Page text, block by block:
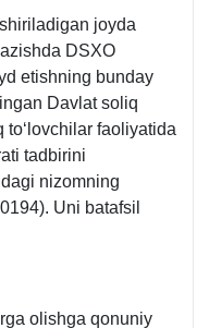
joyda
DSXO
etishning bunday
Davlat soliq
faoliyatida
tadbirini
nizomning
Uni batafsil
olishga qonuniy